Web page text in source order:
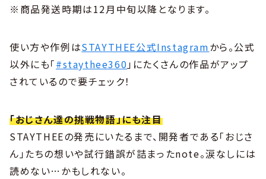
※商品発送時期は12月中旬以降となります。
使い方や作例はSTAYTHEE公式Instagramから。公式
以外にも「#staythee360」にたくさんの作品がアップ
されているので要チェック！
「おじさん達の挑戦物語」にも注目
STAYTHEEの発売にいたるまで、開発者である「おじさ
ん」たちの想いや試行錯誤が詰まったnote。涙なしには
読めない…かもしれない。